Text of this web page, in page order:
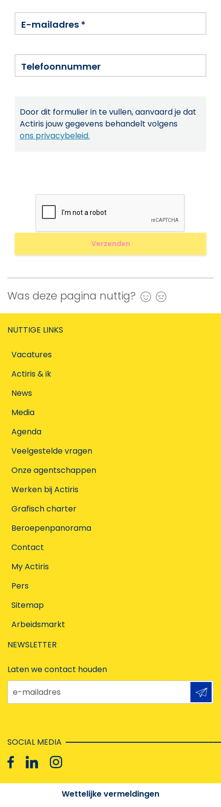
E-mailadres *
Telefoonnummer
Door dit formulier in te vullen, aanvaard je dat
Actiris jouw gegevens behandelt volgens
ons privacybeleid.
Was deze pagina nuttig? Ja
NUTTIGE LINKS
Vacatures
Actiris & ik
News
Media
Agenda
Veelgestelde vragen
Onze agentschappen
Werken bij Actiris
Grafisch charter
Beroepenpanorama
Contact
My Actiris
Pers
Sitemap
Arbeidsmarkt
NEWSLETTER
Laten we contact houden
e-mailadres
SOCIAL MEDIA
Wettelijke vermeldingen